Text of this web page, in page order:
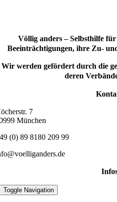
Völlig anders – Selbsthilfe
Beeinträchtigungen, ihre Zu-
Wir werden gefördert durch die
deren
7
München
(0) 89 8180 209 99
Toggle Navigation